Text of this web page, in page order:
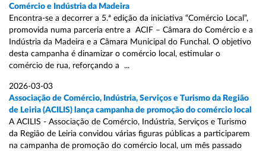
Comércio e Indústria da Madeira
Encontra-se a decorrer a 5.ª edição da iniciativa “Comércio Local”,
promovida numa parceria entre a ACIF – Câmara do Comércio e a
Indústria da Madeira e a Câmara Municipal do Funchal. O objetivo
desta campanha é dinamizar o comércio local, estimular o
comércio de rua, reforçando a ...
2026-03-03
Associação de Comércio, Indústria, Serviços e Turismo da Região
de Leiria (ACILIS) lança campanha de promoção do comércio local
A ACILIS - Associação de Comércio, Indústria, Serviços e Turismo
da Região de Leiria convidou várias figuras públicas a participarem
na campanha de promoção do comércio local, um mês passado